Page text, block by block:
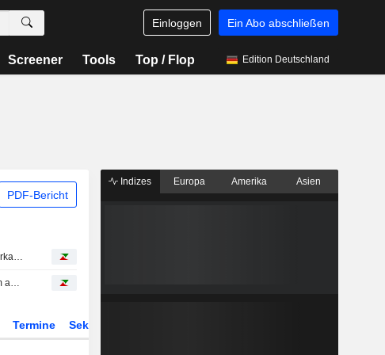
Einloggen Ein Abo abschließen
Screener Tools Top / Flop Edition Deutschland
PDF-Bericht
Die Verhandlungen über den Verkauf von 114 Rafale an Indien kommen voran
Verteidigung: Nach dem Ansturm auf den Sektor ist jetzt Auswahl gefragt
Termine Sektor
Indizes Europa Amerika Asien